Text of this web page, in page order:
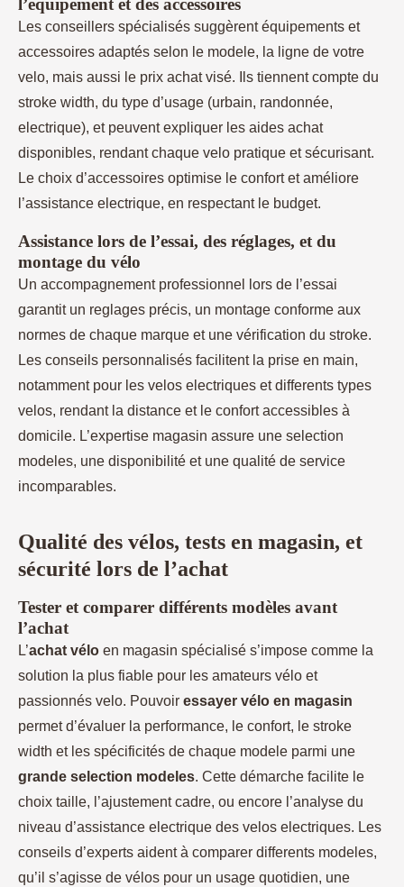
l’équipement et des accessoires
Les conseillers spécialisés suggèrent équipements et
accessoires adaptés selon le modele, la ligne de votre
velo, mais aussi le prix achat visé. Ils tiennent compte du
stroke width, du type d’usage (urbain, randonnée,
electrique), et peuvent expliquer les aides achat
disponibles, rendant chaque velo pratique et sécurisant.
Le choix d’accessoires optimise le confort et améliore
l’assistance electrique, en respectant le budget.
Assistance lors de l’essai, des réglages, et du
montage du vélo
Un accompagnement professionnel lors de l’essai
garantit un reglages précis, un montage conforme aux
normes de chaque marque et une vérification du stroke.
Les conseils personnalisés facilitent la prise en main,
notamment pour les velos electriques et differents types
velos, rendant la distance et le confort accessibles à
domicile. L’expertise magasin assure une selection
modeles, une disponibilité et une qualité de service
incomparables.
Qualité des vélos, tests en magasin, et
sécurité lors de l’achat
Tester et comparer différents modèles avant
l’achat
L’achat vélo en magasin spécialisé s’impose comme la
solution la plus fiable pour les amateurs vélo et
passionnés velo. Pouvoir essayer vélo en magasin
permet d’évaluer la performance, le confort, le stroke
width et les spécificités de chaque modele parmi une
grande selection modeles. Cette démarche facilite le
choix taille, l’ajustement cadre, ou encore l’analyse du
niveau d’assistance electrique des velos electriques. Les
conseils d’experts aident à comparer differents modeles,
qu’il s’agisse de vélos pour un usage quotidien, une